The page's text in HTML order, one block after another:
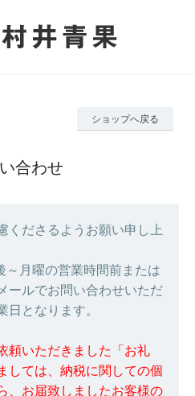
ショップへ戻る
合わせ
くださるようお願い申し上
月曜の営業時間前または
ールでお問い合わせいただ
日となります。
頼いただきました「お礼
しては、納税に関しての個
、お届致しましたお客様の